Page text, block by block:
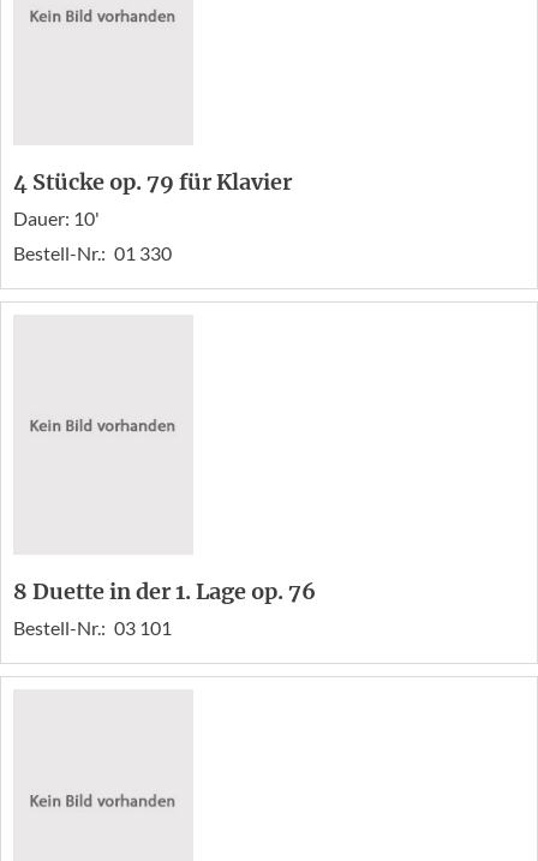
4 Stücke op. 79 für Klavier
Dauer: 10'
Bestell-Nr.: 01 330
8 Duette in der 1. Lage op. 76
Bestell-Nr.: 03 101